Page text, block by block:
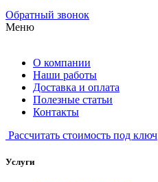
Обратный звонок
Меню
О компании
Наши работы
Доставка и оплата
Полезные статьи
Контакты
Рассчитать стоимость под ключ
Услуги